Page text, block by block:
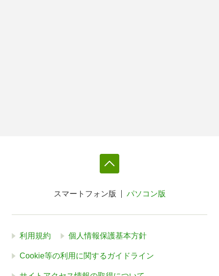
スマートフォン版 パソコン版
利用規約 個人情報保護基本方針
Cookie等の利用に関するガイドライン